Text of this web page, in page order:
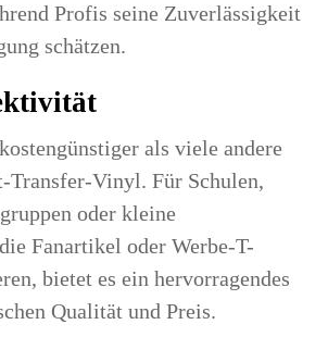
Profis seine Zuverlässigkeit
schätzen.
als viele andere
Transfer-Vinyl. Für Schulen,
oder kleine
Fanartikel oder Werbe-T-
bietet es ein hervorragendes
Qualität und Preis.